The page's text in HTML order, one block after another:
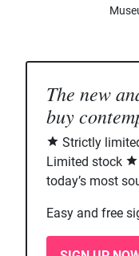
The new
buy
Strictly
Limited stock
today’s most
Easy and free